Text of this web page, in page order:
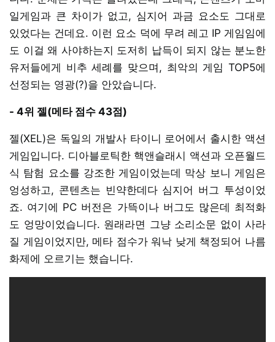
일게임과 큰 차이가 없고, 심지어 과금 요소도 그대로
있었다는 건데요. 이런 요소 덕에 무려 레고 IP 게임임에
도 이걸 왜 사야하는지 도저히 납득이 되지 않는 분노한
유저들에게 비추 세례를 맞으며, 최악의 게임 TOP5에
선정되는 영광(?)을 안았습니다.
- 4위 젤(메타 점수 43점)
젤(XEL)은 독일의 개발사 타이니 로어에서 출시한 액션
게임입니다. 디아블로틱한 핵앤슬래시 액션과 오픈월드
식 탐험 요소를 강조한 게임이었는데 막상 보니 게임은
엉성하고, 콘텐츠는 빈약한데다 심지어 버그 투성이었
죠. 여기에 PC 버전은 가뜩이나 버그도 많은데 최적화
도 엉망이었습니다. 원래라면 그냥 소리소문 없이 사라
질 게임이었지만, 메타 점수가 워낙 낮게 책정되어 나름
화제에 오르기는 했습니다.